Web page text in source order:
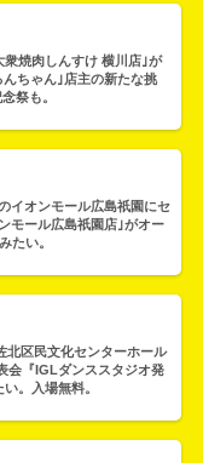
衆焼肉しんすけ 横川店｣が
ちゃん｣店主の新たな挑
祭も。
イオンモール広島祇園にセ
モール広島祇園店｣がオー
たい。
北区民文化センターホール
会『IGLダンススタジオ発
。入場無料。